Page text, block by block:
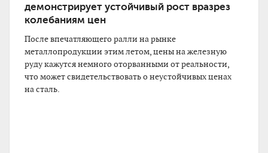
демонстрирует устойчивый рост вразрез
колебаниям цен
После впечатляющего ралли на рынке
металлопродукции этим летом, цены на железную
руду кажутся немного оторванными от реальности,
что может свидетельствовать о неустойчивых ценах
на сталь.